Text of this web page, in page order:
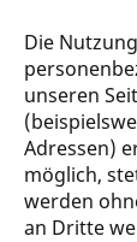
Die
unseren
Adressen)
möglich,
werden
an Dritte